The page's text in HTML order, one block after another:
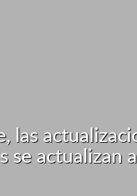
se actualizan